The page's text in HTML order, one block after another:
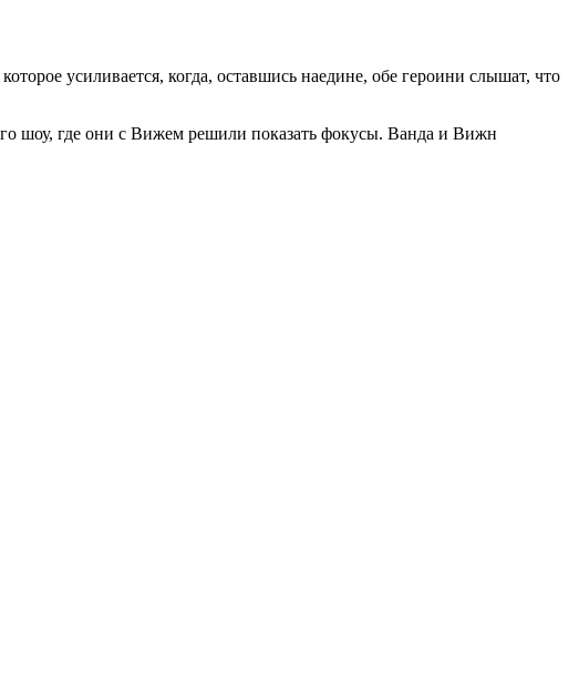
усиливается, когда, оставшись наедине, обе героини слышат, что
шоу, где они с Вижем решили показать фокусы. Ванда и Вижн